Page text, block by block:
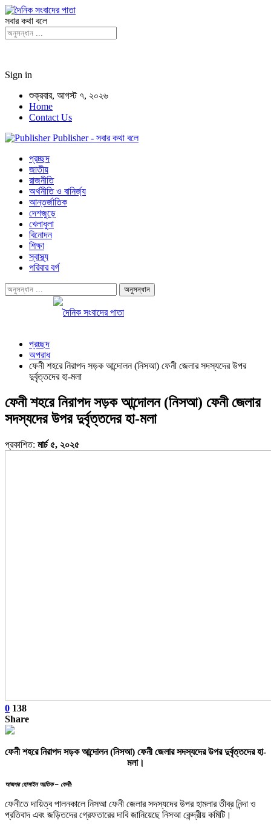
সবার কথা বলে
Sign in
শুক্রবার, আগস্ট ৭, ২০২৬
Home
Contact Us
Publisher - সবার কথা বলে
প্রচ্ছদ
জাতীয়
রাজনীতি
অর্থনীতি ও বানির্জ্য
আন্তর্জাতিক
দেশজুড়ে
খেলাধুলা
বিনোদন
শিক্ষা
স্বাস্থ্য
পরিবার বর্গ
প্রচ্ছদ
অপরাধ
ফেনী শহরে নিরাপদ সড়ক আন্দোলন (নিসআ) ফেনী জেলার সদস্যদের উপর
দুর্বৃত্তদের হা-মলা
ফেনী শহরে নিরাপদ সড়ক আন্দোলন (নিসআ) ফেনী জেলার
সদস্যদের উপর দুর্বৃত্তদের হা-মলা
প্রকাশিত: মার্চ ৫, ২০২৫
0 138
Share
ফেনী শহরে নিরাপদ সড়ক আন্দোলন (নিসআ) ফেনী জেলার সদস্যদের উপর দুর্বৃত্তদের হা-
মলা।
আজগর হোসাইন আতিক – ফেনী:
ফেনীতে দায়িত্ব পালনকালে নিসআ ফেনী জেলার সদস্যদের উপর হামলার তীব্র নিন্দা ও
প্রতিবাদ এবং জড়িতদের গ্রেফতারের দাবি জানিয়েছে নিসআ কেন্দ্রীয় কমিটি।